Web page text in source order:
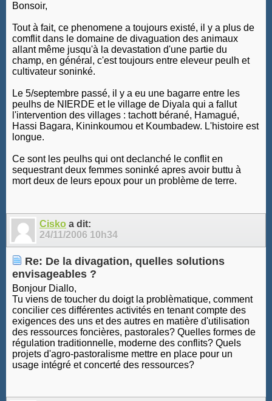
Bonsoir,
Tout à fait, ce phenomene a toujours existé, il y a plus de
comflit dans le domaine de divaguation des animaux
allant même jusqu'à la devastation d'une partie du
champ, en général, c'est toujours entre eleveur peulh et
cultivateur soninké.
Le 5/septembre passé, il y a eu une bagarre entre les
peulhs de NIERDE et le village de Diyala qui a fallut
l'intervention des villages : tachott bérané, Hamagué,
Hassi Bagara, Kininkoumou et Koumbadew. L'histoire est
longue.
Ce sont les peulhs qui ont declanché le conflit en
sequestrant deux femmes soninké apres avoir buttu à
mort deux de leurs epoux pour un problème de terre.
Cisko a dit:
24/11/2006 10h34
Re: De la divagation, quelles solutions
envisageables ?
Bonjour Diallo,
Tu viens de toucher du doigt la problèmatique, comment
concilier ces différentes activités en tenant compte des
exigences des uns et des autres en matière d'utilisation
des ressources foncières, pastorales? Quelles formes de
régulation traditionnelle, moderne des conflits? Quels
projets d'agro-pastoralisme mettre en place pour un
usage intégré et concerté des ressources?